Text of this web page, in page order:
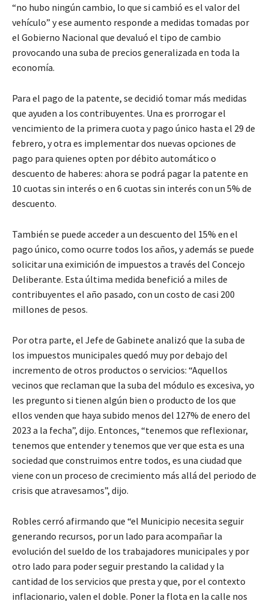
“no hubo ningún cambio, lo que si cambió es el valor del
vehículo” y ese aumento responde a medidas tomadas por
el Gobierno Nacional que devaluó el tipo de cambio
provocando una suba de precios generalizada en toda la
economía.
Para el pago de la patente, se decidió tomar más medidas
que ayuden a los contribuyentes. Una es prorrogar el
vencimiento de la primera cuota y pago único hasta el 29 de
febrero, y otra es implementar dos nuevas opciones de
pago para quienes opten por débito automático o
descuento de haberes: ahora se podrá pagar la patente en
10 cuotas sin interés o en 6 cuotas sin interés con un 5% de
descuento.
También se puede acceder a un descuento del 15% en el
pago único, como ocurre todos los años, y además se puede
solicitar una eximición de impuestos a través del Concejo
Deliberante. Esta última medida benefició a miles de
contribuyentes el año pasado, con un costo de casi 200
millones de pesos.
Por otra parte, el Jefe de Gabinete analizó que la suba de
los impuestos municipales quedó muy por debajo del
incremento de otros productos o servicios: “Aquellos
vecinos que reclaman que la suba del módulo es excesiva, yo
les pregunto si tienen algún bien o producto de los que
ellos venden que haya subido menos del 127% de enero del
2023 a la fecha”, dijo. Entonces, “tenemos que reflexionar,
tenemos que entender y tenemos que ver que esta es una
sociedad que construimos entre todos, es una ciudad que
viene con un proceso de crecimiento más allá del periodo de
crisis que atravesamos”, dijo.
Robles cerró afirmando que “el Municipio necesita seguir
generando recursos, por un lado para acompañar la
evolución del sueldo de los trabajadores municipales y por
otro lado para poder seguir prestando la calidad y la
cantidad de los servicios que presta y que, por el contexto
inflacionario, valen el doble. Poner la flota en la calle nos